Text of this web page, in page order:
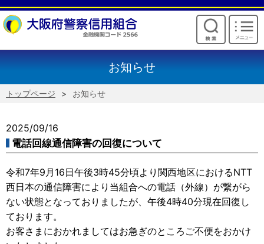
けいしんからのお願い
お知らせ
トップページ お知らせ
2025/09/16
電話回線通信障害の回復について
令和7年9月16日午後3時45分頃より関西地区におけるNTT
西日本の通信障害により当組合への電話（外線）が繋がら
ない状態となっておりましたが、午後4時40分現在回復し
ております。
お客さまにおかれましてはお急ぎのところご不便をおかけ